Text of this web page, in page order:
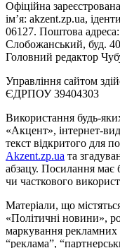
Офіційна
ім’я: akzent.zp.ua,
06127. Поштова
Слобожанський, буд.
Головний редактор
Управління сайтом
ЄДРПОУ 39404303
Використання будь-
«Акцент», інтернет-
текст відкритого для
Akzent.zp.ua та
абзацу. Посилання має
чи часткового
Матеріали, що
«Політичні новини»,
маркування рекламних
“реклама”,